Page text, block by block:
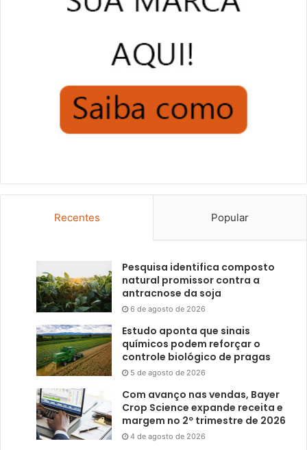
Recentes Popular
Pesquisa identifica composto
natural promissor contra a
antracnose da soja
6 de agosto de 2026
Estudo aponta que sinais
químicos podem reforçar o
controle biológico de pragas
5 de agosto de 2026
Com avanço nas vendas, Bayer
Crop Science expande receita e
margem no 2º trimestre de 2026
4 de agosto de 2026